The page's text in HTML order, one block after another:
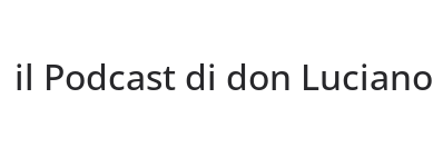
il Podcast di don Luciano